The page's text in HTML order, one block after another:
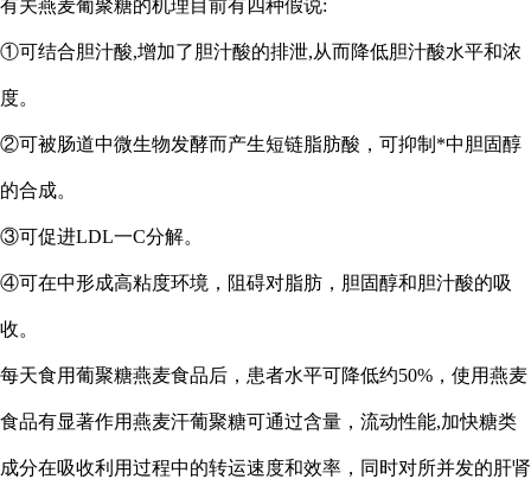
有关燕麦葡聚糖的机理目前有四种假说:
①可结合胆汁酸,增加了胆汁酸的排泄,从而降低胆汁酸水平和浓
度。
②可被肠道中微生物发酵而产生短链脂肪酸，可抑制*中胆固醇
的合成。
③可促进LDL一C分解。
④可在中形成高粘度环境，阻碍对脂肪，胆固醇和胆汁酸的吸
收。
每天食用葡聚糖燕麦食品后，患者水平可降低约50%，使用燕麦
食品有显著作用燕麦汗葡聚糖可通过含量，流动性能,加快糖类
成分在吸收利用过程中的转运速度和效率，同时对所并发的肝肾